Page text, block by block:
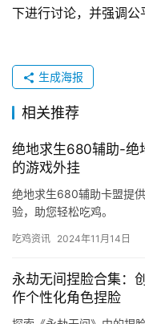
下进行讨论，并强调公
生成海报
相关推荐
绝地求生680辅助-绝
的游戏外挂
绝地求生680辅助卡盟提
验，助您轻松吃鸡。
吃鸡资讯 2024年11月14日
永劫无间捏脸合集：
作个性化角色捏脸